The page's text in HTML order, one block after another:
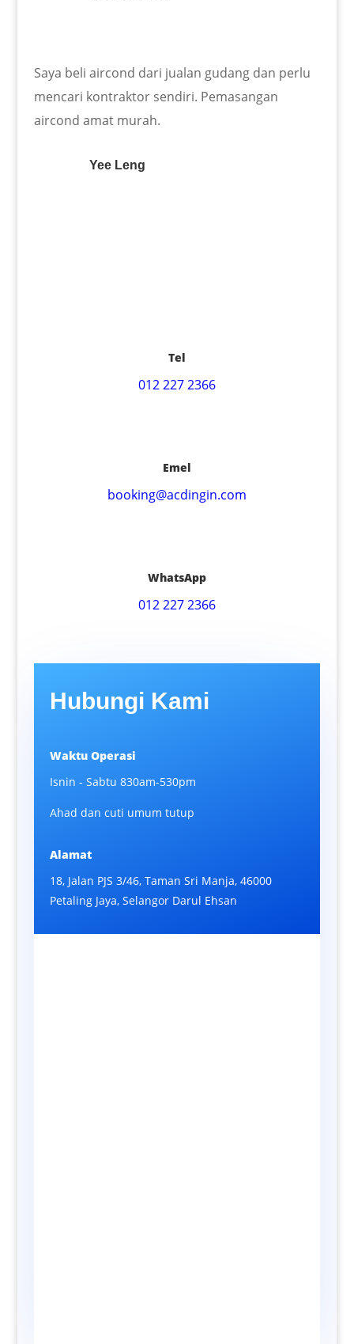
Saya beli aircond dari jualan gudang dan perlu
mencari kontraktor sendiri. Pemasangan
aircond amat murah.
Yee Leng
Tel
012 227 2366
Emel
booking@acdingin.com
WhatsApp
012 227 2366
Hubungi Kami
Waktu Operasi
Isnin - Sabtu 830am-530pm
Ahad dan cuti umum tutup
Alamat
18, Jalan PJS 3/46, Taman Sri Manja, 46000
Petaling Jaya, Selangor Darul Ehsan